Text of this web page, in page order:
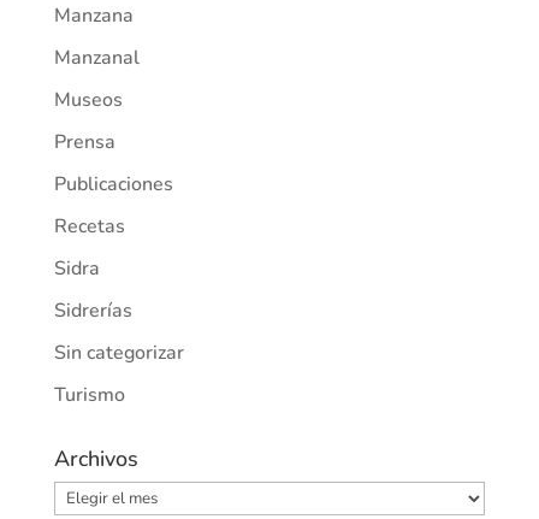
Manzana
Manzanal
Museos
Prensa
Publicaciones
Recetas
Sidra
Sidrerías
Sin categorizar
Turismo
Archivos
Archivos